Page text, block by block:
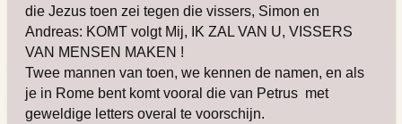
die Jezus toen zei tegen die vissers, Simon en
Andreas: KOMT volgt Mij, IK ZAL VAN U, VISSERS
VAN MENSEN MAKEN !
Twee mannen van toen, we kennen de namen, en als
je in Rome bent komt vooral die van Petrus met
geweldige letters overal te voorschijn.